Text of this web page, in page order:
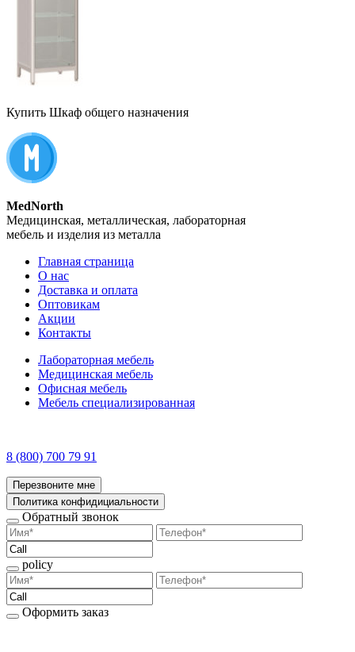
Купить Шкаф общего назначения
MedNorth
Медицинская, металлическая, лабораторная
мебель и изделия из металла
Главная страница
О нас
Доставка и оплата
Оптовикам
Акции
Контакты
Лабораторная мебель
Медицинская мебель
Офисная мебель
Мебель специализированная
8 (800) 700 79 91
Перезвоните мне
Политика конфидициальности
Обратный звонок
policy
Оформить заказ